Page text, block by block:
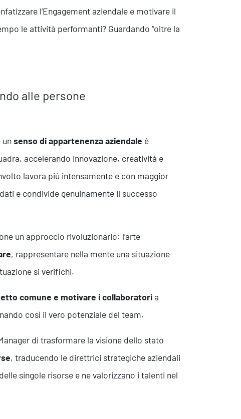
l’Engagement aziendale e motivare il
le attività performanti? Guardando “oltre la
alle persone
unsenso di appartenenza aziendale è
accelerando innovazione, creatività e
lavora più intensamente e con maggior
e condivide genuinamente il successo
un approccio rivoluzionario: l’arte
, rappresentare nella mente una situazione
si verifichi.
comune e motivare i collaboratoria
così il vero potenziale del team.
di trasformare la visione dello stato
, traducendo le direttrici strategiche aziendali
singole risorse e ne valorizzano i talenti nel